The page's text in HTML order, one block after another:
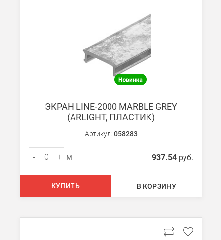
БЕСПЛАТНАЯ доставка при сумме заказа от 7000 руб.
При заказе менее 7000 руб. стоимость доставки
Мы можем доставить ваши заказы сервисом компании
Транспортные компании
Мы можем отправить ваш заказ транспортной компанией в
Доставка до ТК от 7000 руб. БЕСПЛАТНО.
При заказе менее 7000 руб. стоимость доставки до ТК 750 руб.
Подробнее обоплате и доставке
ЭКРАН LINE-2000 MARBLE GREY
(ARLIGHT, ПЛАСТИК)
Артикул: 058283
- + м 937.54 руб.
КУПИТЬ В КОРЗИНУ